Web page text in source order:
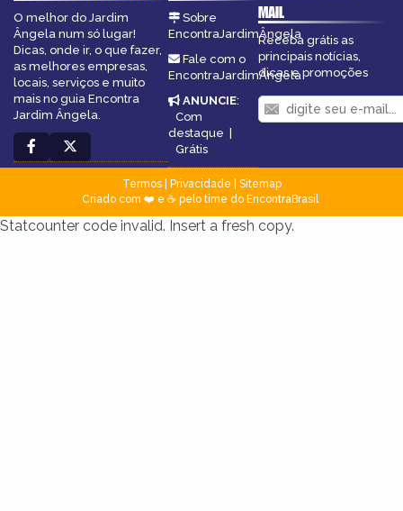
O melhor do Jardim
Ângela num só lugar!
Dicas, onde ir, o que fazer,
as melhores empresas,
locais, serviços e muito
mais no guia Encontra
Jardim Ângela.
Sobre
EncontraJardimÂngela
Fale com o
EncontraJardimÂngela
ANUNCIE:
Com
destaque |
Grátis
MAIL
Receba grátis as
principais notícias,
dicas e promoções
Termos| Privacidade
Sitemap
Criado com ❤️ e ☕ pelo time do EncontraBrasil
Statcounter code invalid. Insert a fresh copy.